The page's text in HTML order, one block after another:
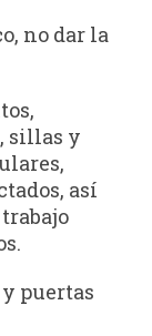
no dar la
sillas y
así
puertas